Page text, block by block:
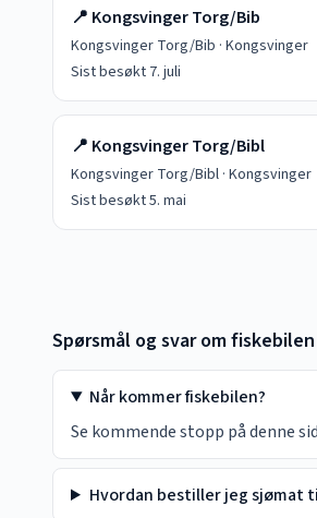
📍 Kongsvinger Torg/Bib
Kongsvinger Torg/Bib · Kongsvinger
Sist besøkt 7. juli
📍 Kongsvinger Torg/Bibl
Kongsvinger Torg/Bibl · Kongsvinger
Sist besøkt5. mai
Spørsmål og svar om
Når kommer fiskebilen?
Se kommende stopp på denne
Hvordan bestiller jeg sjømat